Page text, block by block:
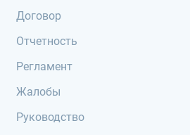
Договор
Отчетность
Регламент
Жалобы
Руководство